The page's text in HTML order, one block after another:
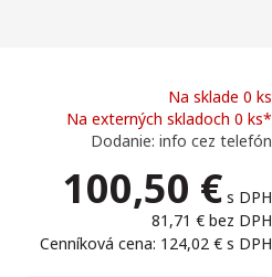
Na sklade 0 ks
Na externých skladoch 0 ks*
Dodanie: info cez telefón
100,50 € s DPH
81,71 € bez DPH
Cenníková cena: 124,02 € s DPH